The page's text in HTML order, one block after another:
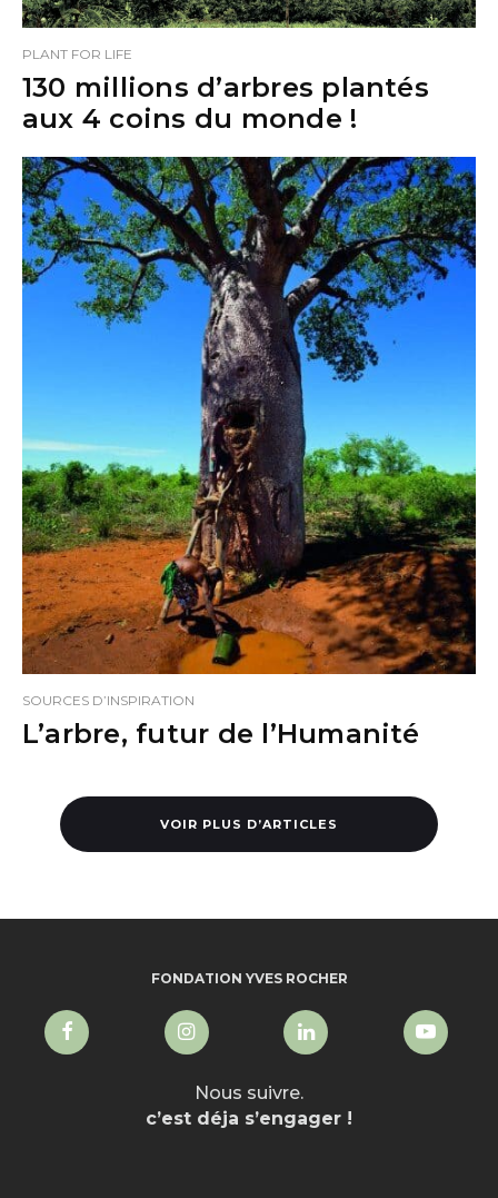
PLANT FOR LIFE
130 millions d’arbres plantés
aux 4 coins du monde !
SOURCES D’INSPIRATION
L’arbre, futur de l’Humanité
VOIR PLUS D’ARTICLES
FONDATION YVES ROCHER
Nous suivre.
c’est déja s’engager !